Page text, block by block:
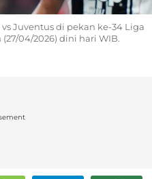
Juventus di pekan ke-34 Liga
(27/04/2026) dini hari WIB.